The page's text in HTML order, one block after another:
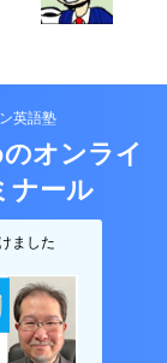
英語塾
オンライ
ナール
ました